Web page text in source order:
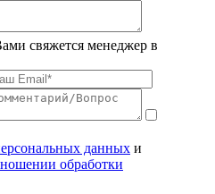
свяжется менеджер в
данных и
обработки